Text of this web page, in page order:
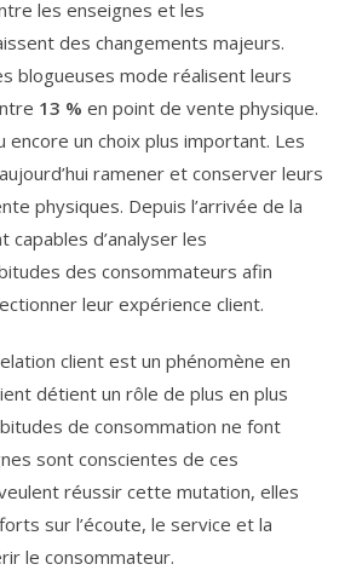
les enseignes et les
des changements majeurs.
blogueuses mode réalisent leurs
13 % en point de vente physique.
encore un choix plus important. Les
ramener et conserver leurs
physiques. Depuis l’arrivée de la
capables d’analyser les
des consommateurs afin
leur expérience client.
client est un phénomène en
détient un rôle de plus en plus
de consommation ne font
sont conscientes de ces
réussir cette mutation, elles
sur l’écoute, le service et la
le consommateur.